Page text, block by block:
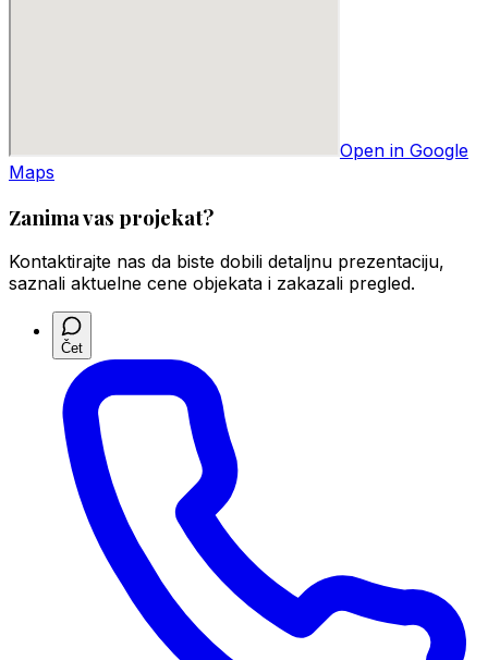
Open in Google
Maps
Zanima vas projekat?
Kontaktirajte nas da biste dobili detaljnu prezentaciju,
saznali aktuelne cene objekata i zakazali pregled.
Čet